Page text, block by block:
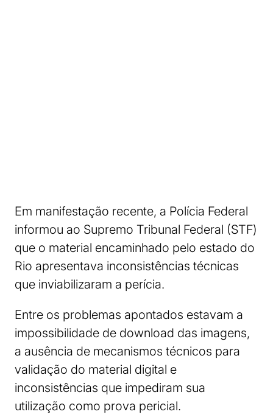
Em manifestação recente, a Polícia Federal
informou ao Supremo Tribunal Federal (STF)
que o material encaminhado pelo estado do
Rio apresentava inconsistências técnicas
que inviabilizaram a perícia.
Entre os problemas apontados estavam a
impossibilidade de download das imagens,
a ausência de mecanismos técnicos para
validação do material digital e
inconsistências que impediram sua
utilização como prova pericial.